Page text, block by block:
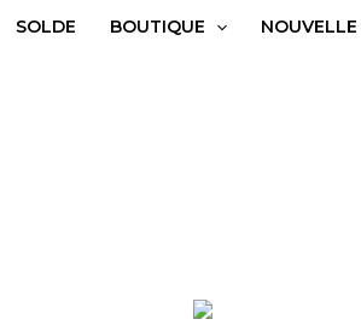
SOLDE BOUTIQUE